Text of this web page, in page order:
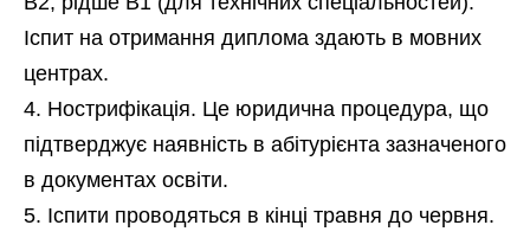
Іспит на отримання диплома здають в мовних
центрах.
Нострифікація. Це юридична процедура, що
підтверджує наявність в абітурієнта зазначеного
в документах освіти.
Іспити проводяться в кінці травня до червня.